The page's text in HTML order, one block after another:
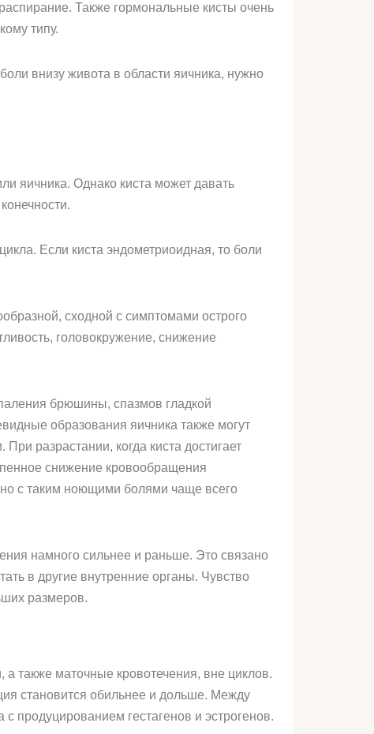
Также гормональные кисты очень
типу.
внизу живота в области яичника, нужно
яичника. Однако киста может давать
Если киста эндометриоидная, то боли
сходной с симптомами острого
головокружение, снижение
брюшины, спазмов гладкой
образования яичника также могут
разрастании, когда киста достигает
снижение кровообращения
с таким ноющими болями чаще всего
намного сильнее и раньше. Это связано
в другие внутренние органы. Чувство
размеров.
также маточные кровотечения, вне циклов.
становится обильнее и дольше. Между
продуцированием гестагенов и эстрогенов.